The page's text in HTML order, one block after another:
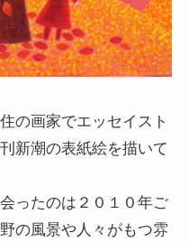
の画家でエッセイスト
新潮の表紙絵を描いて
ったのは２０１０年ご
の風景や人々がもつ雰